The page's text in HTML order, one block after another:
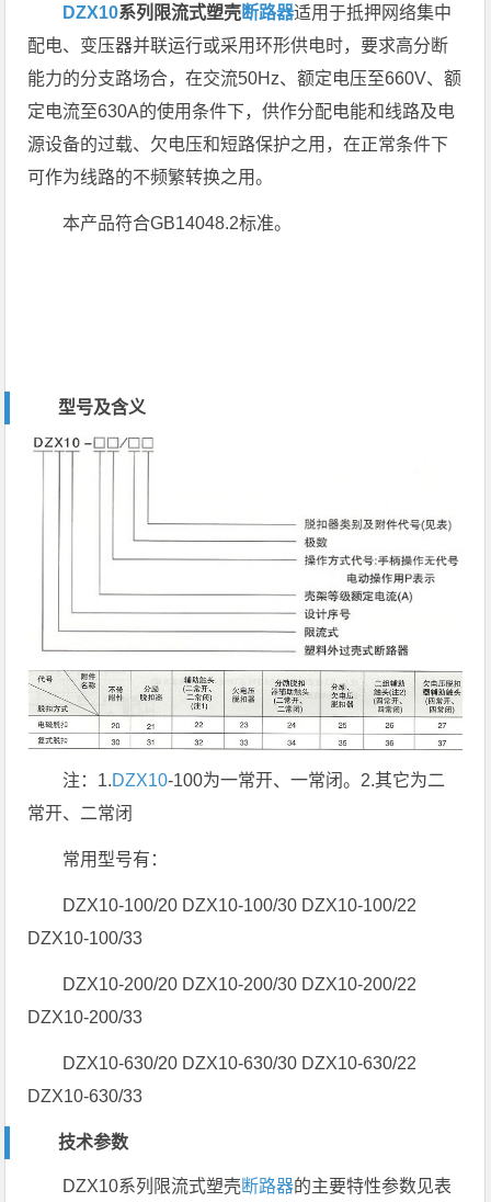
DZX10系列限流式塑壳断路器适用于抵押网络集中
配电、变压器并联运行或采用环形供电时，要求高分断
能力的分支路场合，在交流50Hz、额定电压至660V、额
定电流至630A的使用条件下，供作分配电能和线路及电
源设备的过载、欠电压和短路保护之用，在正常条件下
可作为线路的不频繁转换之用。
本产品符合GB14048.2标准。
型号及含义
注：1.DZX10-100为一常开、一常闭。2.其它为二
常开、二常闭
常用型号有：
DZX10-100/20 DZX10-100/30 DZX10-100/22
DZX10-100/33
DZX10-200/20 DZX10-200/30 DZX10-200/22
DZX10-200/33
DZX10-630/20 DZX10-630/30 DZX10-630/22
DZX10-630/33
技术参数
DZX10系列限流式塑壳断路器的主要特性参数见表